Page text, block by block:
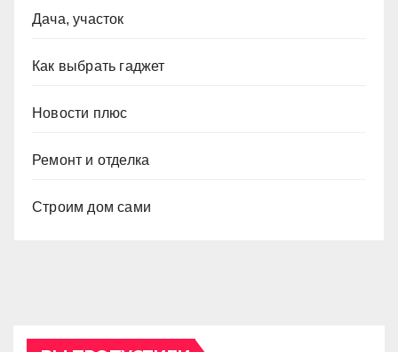
Дача, участок
Как выбрать гаджет
Новости плюс
Ремонт и отделка
Строим дом сами